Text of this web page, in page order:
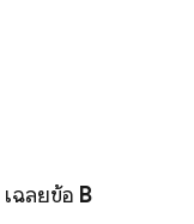
เฉลยข้อ B